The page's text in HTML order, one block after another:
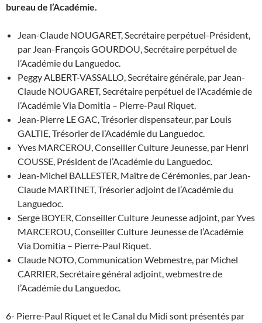
bureau de l’Académie.
Jean-Claude NOUGARET, Secrétaire perpétuel-Président,
par Jean-François GOURDOU, Secrétaire perpétuel de
l’Académie du Languedoc.
Peggy ALBERT-VASSALLO, Secrétaire générale, par Jean-
Claude NOUGARET, Secrétaire perpétuel de l’Académie de
l’Académie Via Domitia – Pierre-Paul Riquet.
Jean-Pierre LE GAC, Trésorier dispensateur, par Louis
GALTIE, Trésorier de l’Académie du Languedoc.
Yves MARCEROU, Conseiller Culture Jeunesse, par Henri
COUSSE, Président de l’Académie du Languedoc.
Jean-Michel BALLESTER, Maître de Cérémonies, par Jean-
Claude MARTINET, Trésorier adjoint de l’Académie du
Languedoc.
Serge BOYER, Conseiller Culture Jeunesse adjoint, par Yves
MARCEROU, Conseiller Culture Jeunesse de l’Académie
Via Domitia – Pierre-Paul Riquet.
Claude NOTO, Communication Webmestre, par Michel
CARRIER, Secrétaire général adjoint, webmestre de
l’Académie du Languedoc.
6- Pierre-Paul Riquet et le Canal du Midi sont présentés par